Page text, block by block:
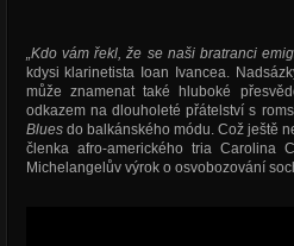
„Kdo vám řekl, že se naši bratranci
kdysi klarinetista Ioan Ivancea.
může znamenat také hluboké
odkazem na dlouholeté přátelství s
Bluesdo balkánského módu. Což ještě
členka afro-amerického tria Carolina
Michelangelův výrok o osvobozování